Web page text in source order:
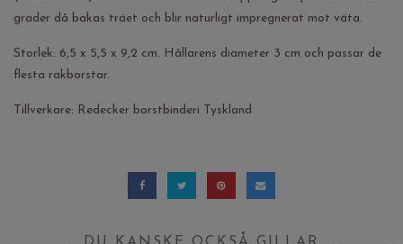
grader då bakas träet och blir naturligt impregnerat mot väta.
Storlek: 6,5 x 5,5 x 9,2 cm. Hållarens diameter 3 cm och passar de
flesta rakborstar.
Tillverkare: Redecker borstbinderi Tyskland